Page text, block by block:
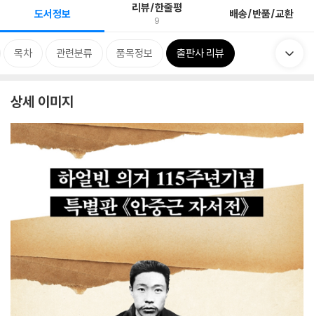
도서정보 리뷰/한줄평
9 배송/반품/교환
목차 관련분류 품목정보 출판사 리뷰
상세 이미지